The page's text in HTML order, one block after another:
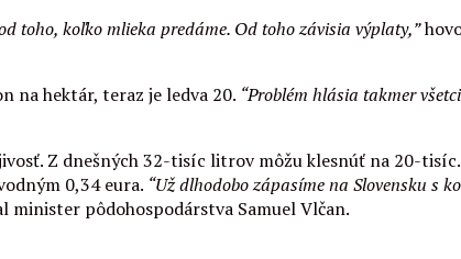
toho, koľko mlieka predáme. Od toho závisia výplaty,”
na hektár, teraz je ledva 20. “Problém hlásia takmer
Z dnešných 32-tisíc litrov môžu klesnúť na 20-
0,34 eura. “Už dlhodobo zápasíme na Slovensku s
pôdohospodárstva Samuel Vlčan.